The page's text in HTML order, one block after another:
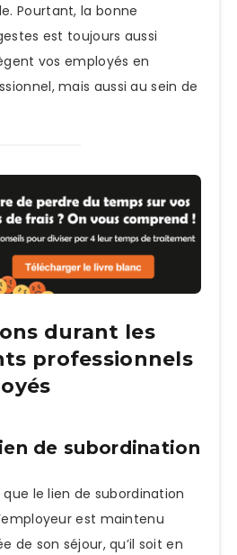
Pourtant, la bonne
est toujours aussi
vos employés en
mais aussi au sein de
durant les
professionnels
de subordination
le lien de subordination
est maintenu
de son séjour, qu’il soit en